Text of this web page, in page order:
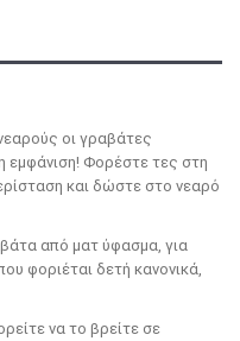
οι γραβάτες
εμφάνιση! Φορέστε τες στη
και δώστε στο νεαρό
από ματ ύφασμα, για
φοριέται δετή κανονικά,
να το βρείτε σε